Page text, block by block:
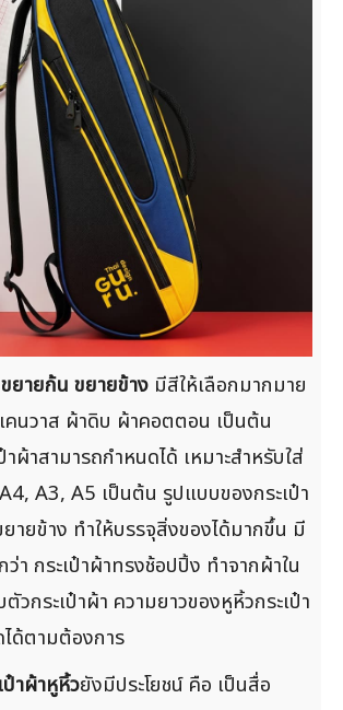
ยายก้น ขยายข้าง มีสีให้เลือกมากมาย
คนวาส ผ้าดิบ ผ้าคอตตอน เป็นต้น
าผ้าสามารถกำหนดได้ เหมาะสำหรับใส่
A3, A5 เป็นต้น รูปแบบของกระเป๋า
ายข้าง ทำให้บรรจุสิ่งของได้มากขึ้น มี
า กระเป๋าผ้าทรงช้อปปิ้ง ทำจากผ้าใน
วกระเป๋าผ้า ความยาวของหูหิ้วกระเป๋า
ด้ตามต้องการ
ป๋าผ้าหูหิ้วยังมีประโยชน์ คือ เป็นสื่อ